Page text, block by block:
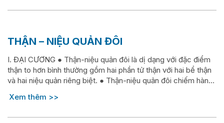
THẬN – NIỆU QUẢN ĐÔI
I. ĐẠI CƯƠNG ● Thận-niệu quản đôi là dị dạng với đặc điểm
thận to hơn bình thường gồm hai phần tử thận với hai bể thận
và hai niệu quản riêng biệt. ● Thận-niệu quản đôi chiếm hàng
hẹp khúc nối bể thận-niệu quản). Dị dạng...
Xem thêm